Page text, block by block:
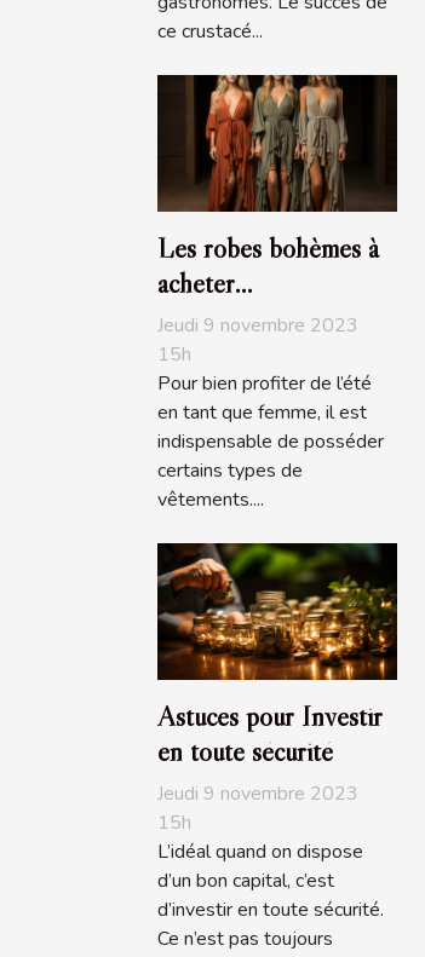
ce crustacé...
Les robes bohèmes à
acheter
obligatoirement pour
l’été
Jeudi 9 novembre 2023
15h
Pour bien profiter de l’été
en tant que femme, il est
indispensable de posséder
certains types de
vêtements....
Astuces pour Investir
en toute sécurité
Jeudi 9 novembre 2023
15h
L’idéal quand on dispose
d’un bon capital, c’est
d’investir en toute sécurité.
Ce n’est pas toujours